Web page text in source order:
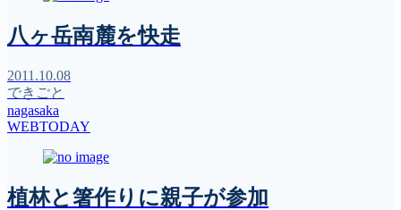
八ヶ岳南麓を快走
2011.10.08
できごと
nagasaka
WEBTODAY
植林と箸作りに親子が参加